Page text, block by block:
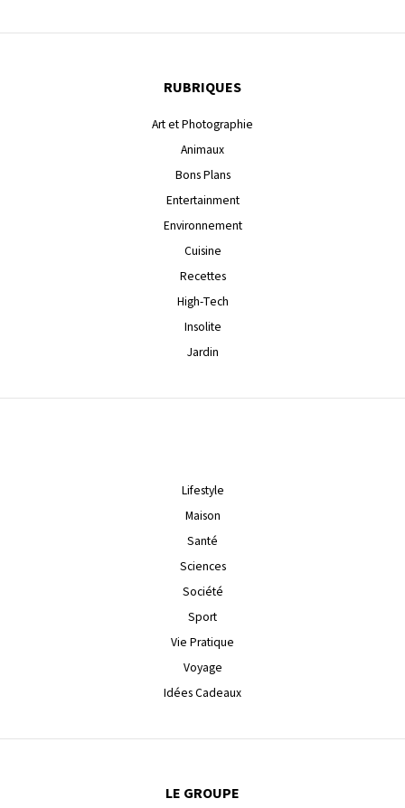
RUBRIQUES
Art et Photographie
Animaux
Bons Plans
Entertainment
Environnement
Cuisine
Recettes
High-Tech
Insolite
Jardin
Lifestyle
Maison
Santé
Sciences
Société
Sport
Vie Pratique
Voyage
Idées Cadeaux
LE GROUPE